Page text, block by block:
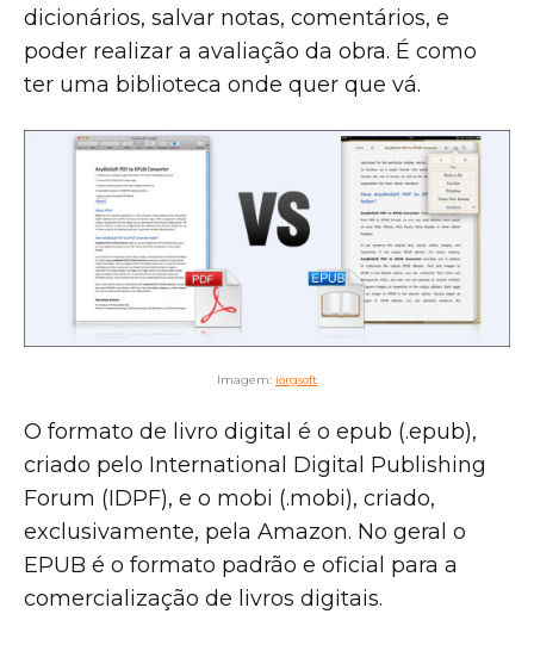
dicionários, salvar notas, comentários, e
poder realizar a avaliação da obra. É como
ter uma biblioteca onde quer que vá.
Imagem: iorgsoft
O formato de livro digital é o epub (.epub),
criado pelo International Digital Publishing
Forum (IDPF), e o mobi (.mobi), criado,
exclusivamente, pela Amazon. No geral o
EPUB é o formato padrão e oficial para a
comercialização de livros digitais.